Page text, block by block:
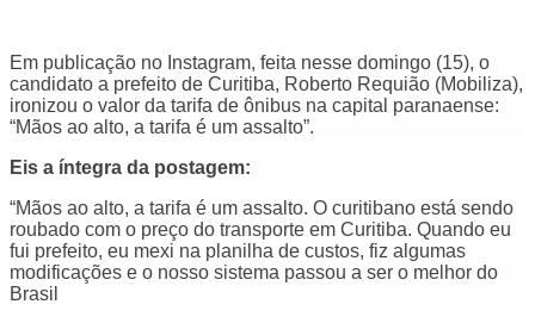
Em publicação no Instagram, feita nesse domingo (15), o
candidato a prefeito de Curitiba, Roberto Requião (Mobiliza),
ironizou o valor da tarifa de ônibus na capital paranaense:
“Mãos ao alto, a tarifa é um assalto”.
Eis a íntegra da postagem:
“Mãos ao alto, a tarifa é um assalto. O curitibano está sendo
roubado com o preço do transporte em Curitiba. Quando eu
fui prefeito, eu mexi na planilha de custos, fiz algumas
modificações e o nosso sistema passou a ser o melhor do
Brasil